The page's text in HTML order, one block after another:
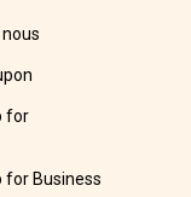
for
for Business